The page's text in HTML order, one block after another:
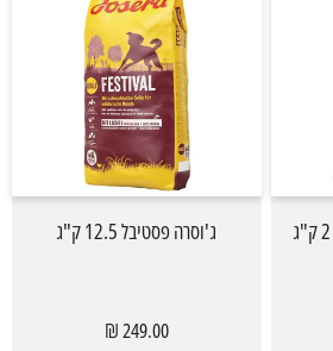
ג'וסרה פסטיבל 12.5 ק"ג
249.00 ₪